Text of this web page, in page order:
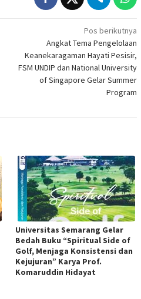
Pos berikutnya
Angkat Tema Pengelolaan
Keanekaragaman Hayati Pesisir,
FSM UNDIP dan National University
of Singapore Gelar Summer
Program
Universitas Semarang Gelar
Bedah Buku “Spiritual Side of
Golf, Menjaga Konsistensi dan
Kejujuran” Karya Prof.
Komaruddin Hidayat